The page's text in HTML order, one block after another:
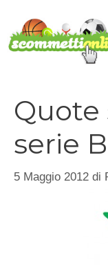
contenuto
Quote
serie B
5 Maggio 2012 di